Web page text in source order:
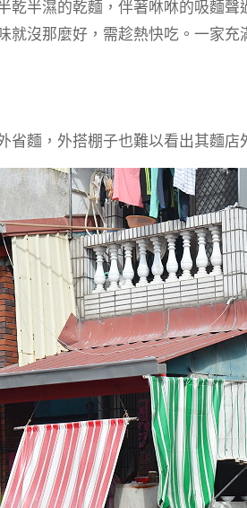
乾半濕的乾麵，伴著咻咻的吸麵
就沒那麼好，需趁熱快吃。一家
省麵，外搭棚子也難以看出其麵